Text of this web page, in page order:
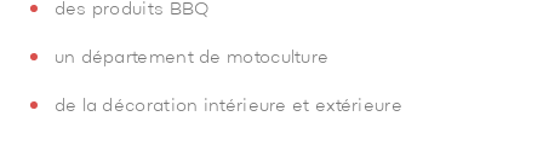
des produits BBQ
un département de motoculture
de la décoration intérieure et extérieure